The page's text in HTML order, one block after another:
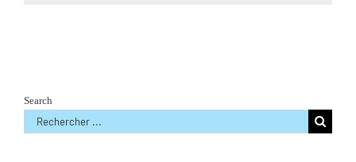
Search
Rechercher
: